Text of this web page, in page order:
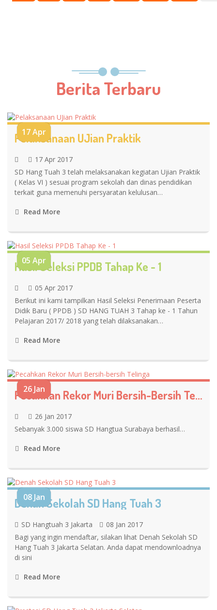
Berita Terbaru
17 Apr
Pelaksanaan UJian Praktik
17 Apr 2017
SD Hang Tuah 3 telah melaksanakan kegiatan Ujian Praktik
( Kelas VI ) sesuai program sekolah dan dinas pendidikan
terkait guna memenuhi persyaratan kelulusan…
Read More
05 Apr
Hasil Seleksi PPDB Tahap Ke - 1
05 Apr 2017
Berikut ini kami tampilkan Hasil Seleksi Penerimaan Peserta
Didik Baru ( PPDB ) SD HANG TUAH 3 Tahap ke - 1 Tahun
Pelajaran 2017/ 2018 yang telah dilaksanakan…
Read More
26 Jan Pecahkan Rekor Muri Bersih-Bersih Telinga
26 Jan 2017
Sebanyak 3.000 siswa SD Hangtua Surabaya berhasil…
Read More
08 Jan
Denah Sekolah SD Hang Tuah 3
SD Hangtuah 3 Jakarta
08 Jan 2017
Bagi yang ingin mendaftar, silakan lihat Denah Sekolah SD
Hang Tuah 3 Jakarta Selatan. Anda dapat mendownloadnya
di sini
Read More